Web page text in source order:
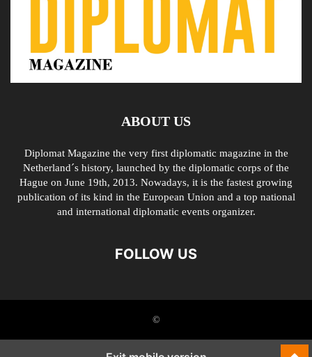
ABOUT US
Diplomat Magazine the very first diplomatic magazine in the
Netherland´s history, launched by the diplomatic corps of the
Hague on June 19th, 2013. Nowadays, it is the fastest growing
publication of its kind in the European Union and a top national
and international diplomatic events organizer.
FOLLOW US
©